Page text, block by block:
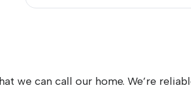
we can call our home. We’re